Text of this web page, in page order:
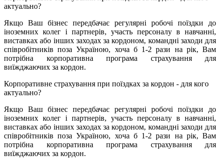
актуально?
Якщо Ваш бізнес передбачає регулярні робочі поїздки до
іноземних колег і партнерів, участь персоналу в навчанні,
виставках або інших заходах за кордоном, командні заходи для
співробітників поза Україною, хоча б 1-2 рази на рік, Вам
потрібна корпоративна програма страхування для
виїжджаючих за кордон.
Корпоративне страхування при поїздках за кордон - для кого
актуально?
Якщо Ваш бізнес передбачає регулярні робочі поїздки до
іноземних колег і партнерів, участь персоналу в навчанні,
виставках або інших заходах за кордоном, командні заходи для
співробітників поза Україною, хоча б 1-2 рази на рік, Вам
потрібна корпоративна програма страхування для
виїжджаючих за кордон.